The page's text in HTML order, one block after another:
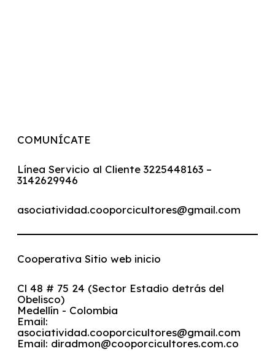
COMUNÍCATE
Línea Servicio al Cliente 3225448163 –
3142629946
asociatividad.cooporcicultores@gmail.com
Cooperativa Sitio web inicio
Cl 48 # 75 24 (Sector Estadio detrás del
Obelisco)
Medellín - Colombia
Email:
asociatividad.cooporcicultores@gmail.com
Email: diradmon@cooporcicultores.com.co